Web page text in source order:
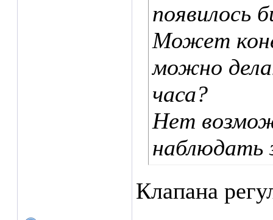
появилось
Может
можно
часа?
Нет
наблюдать
Клапана